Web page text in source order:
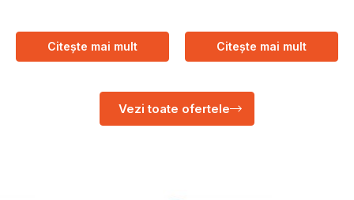
Citește mai mult Citește mai mult
Vezi toate ofertele